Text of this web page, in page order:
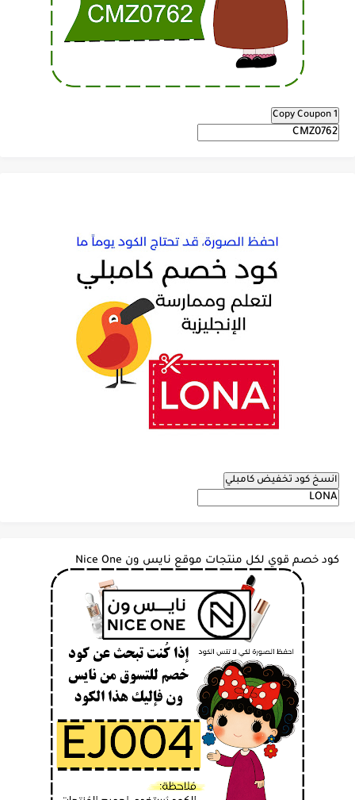
Copy Coupon 1
انسخ كود تخفيض كامبلي
كود خصم قوي لكل منتجات موقع نايس ون Nice One